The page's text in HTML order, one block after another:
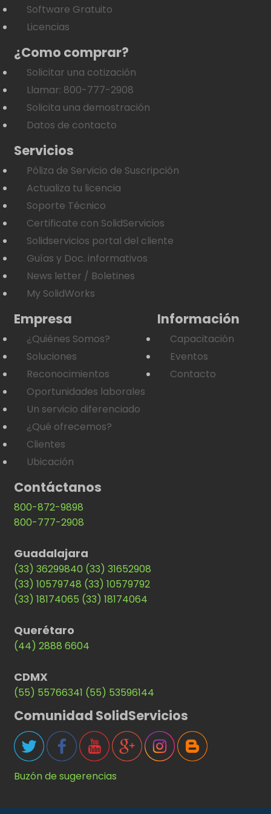
Software Gratuito
Licencias
¿Como comprar?
Solicitar una cotización
Llamar: 800-777-2908
Solicita una demostración
Datos de contacto
Servicios
Póliza de Servicio de Suscripción
Actualiza tu licencia
Soporte Técnico
Certificate con SolidServicios
Solidservicios portal del cliente
Guías y Doc. informativos
News letter / Boletines
My SolidWorks
Empresa
¿Quiénes Somos?
Soluciones
Reconocimientos
Oportunidades laborales
Un servicio diferenciado
¿Qué ofrecemos?
Clientes
Ubicación
Información
Capacitación
Eventos
Contacto
Contáctanos
800-872-9898
800-777-2908
Guadalajara
(33) 36299840 (33) 31652908
(33) 10579748 (33) 10579792
(33) 18174065 (33) 18174064
Querétaro
(44) 2888 6604
CDMX
(55) 55766341 (55) 53596144
Comunidad SolidServicios
Buzón de sugerencias